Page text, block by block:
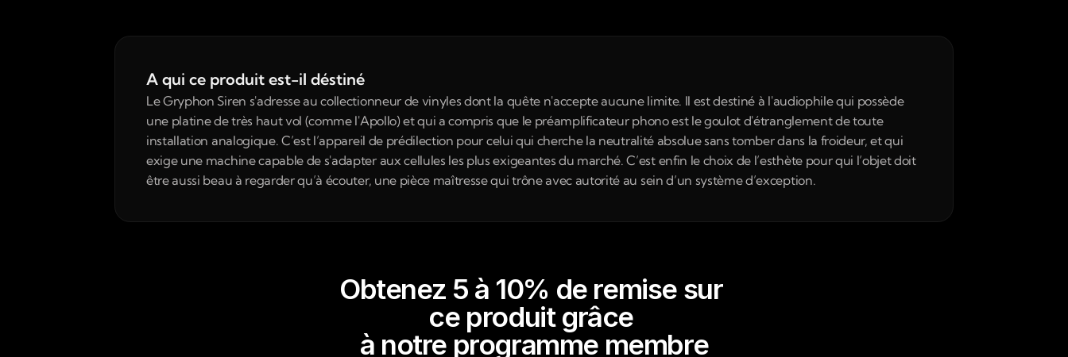
A qui ce produit est-il déstiné
Le Gryphon Siren s'adresse au collectionneur de vinyles dont la quête n'accepte aucune limite. Il est destiné à l'audiophile qui possède
une platine de très haut vol (comme l'Apollo) et qui a compris que le préamplificateur phono est le goulot d'étranglement de toute
installation analogique. C’est l’appareil de prédilection pour celui qui cherche la neutralité absolue sans tomber dans la froideur, et qui
exige une machine capable de s'adapter aux cellules les plus exigeantes du marché. C’est enfin le choix de l’esthète pour qui l’objet doit
être aussi beau à regarder qu’à écouter, une pièce maîtresse qui trône avec autorité au sein d’un système d’exception.
Obtenez 5 à 10% de remise sur
ce produit grâce
à notre programme membre